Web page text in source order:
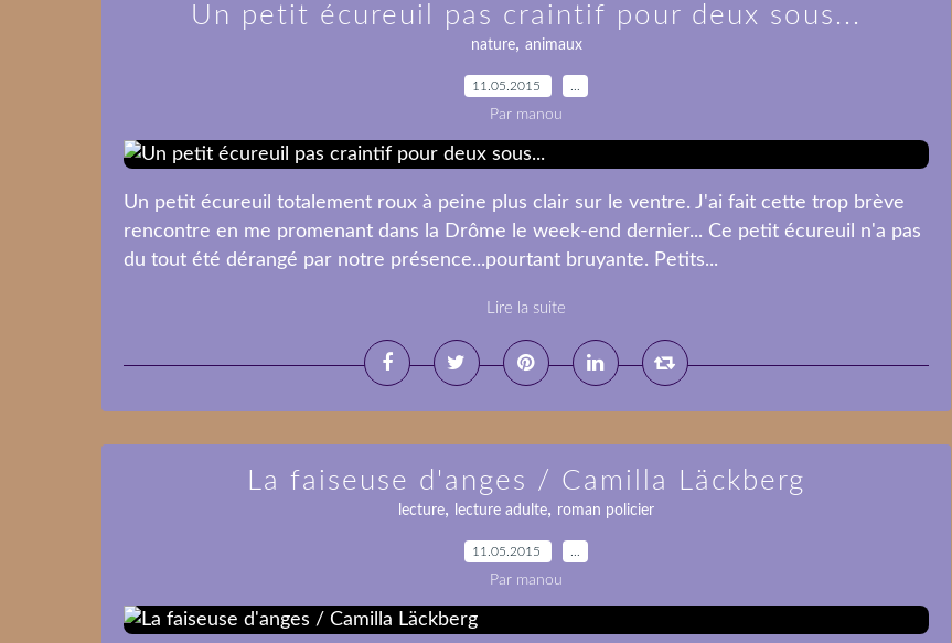
Un petit écureuil pas craintif pour deux sous...
nature, animaux
11.05.2015
Par manou
Un petit écureuil totalement roux à peine plus clair sur le ventre. J'ai fait cette trop brève
rencontre en me promenant dans la Drôme le week-end dernier... Ce petit écureuil n'a pas
du tout été dérangé par notre présence...pourtant bruyante. Petits...
Lire la suite
La faiseuse d'anges / Camilla Läckberg
lecture, lecture adulte, roman policier
11.05.2015
Par manou